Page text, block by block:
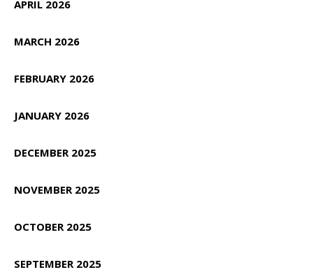
APRIL 2026
MARCH 2026
FEBRUARY 2026
JANUARY 2026
DECEMBER 2025
NOVEMBER 2025
OCTOBER 2025
SEPTEMBER 2025